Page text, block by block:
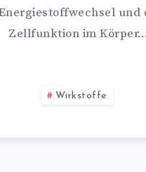
und
Zellfunktion im
Wirkstoffe